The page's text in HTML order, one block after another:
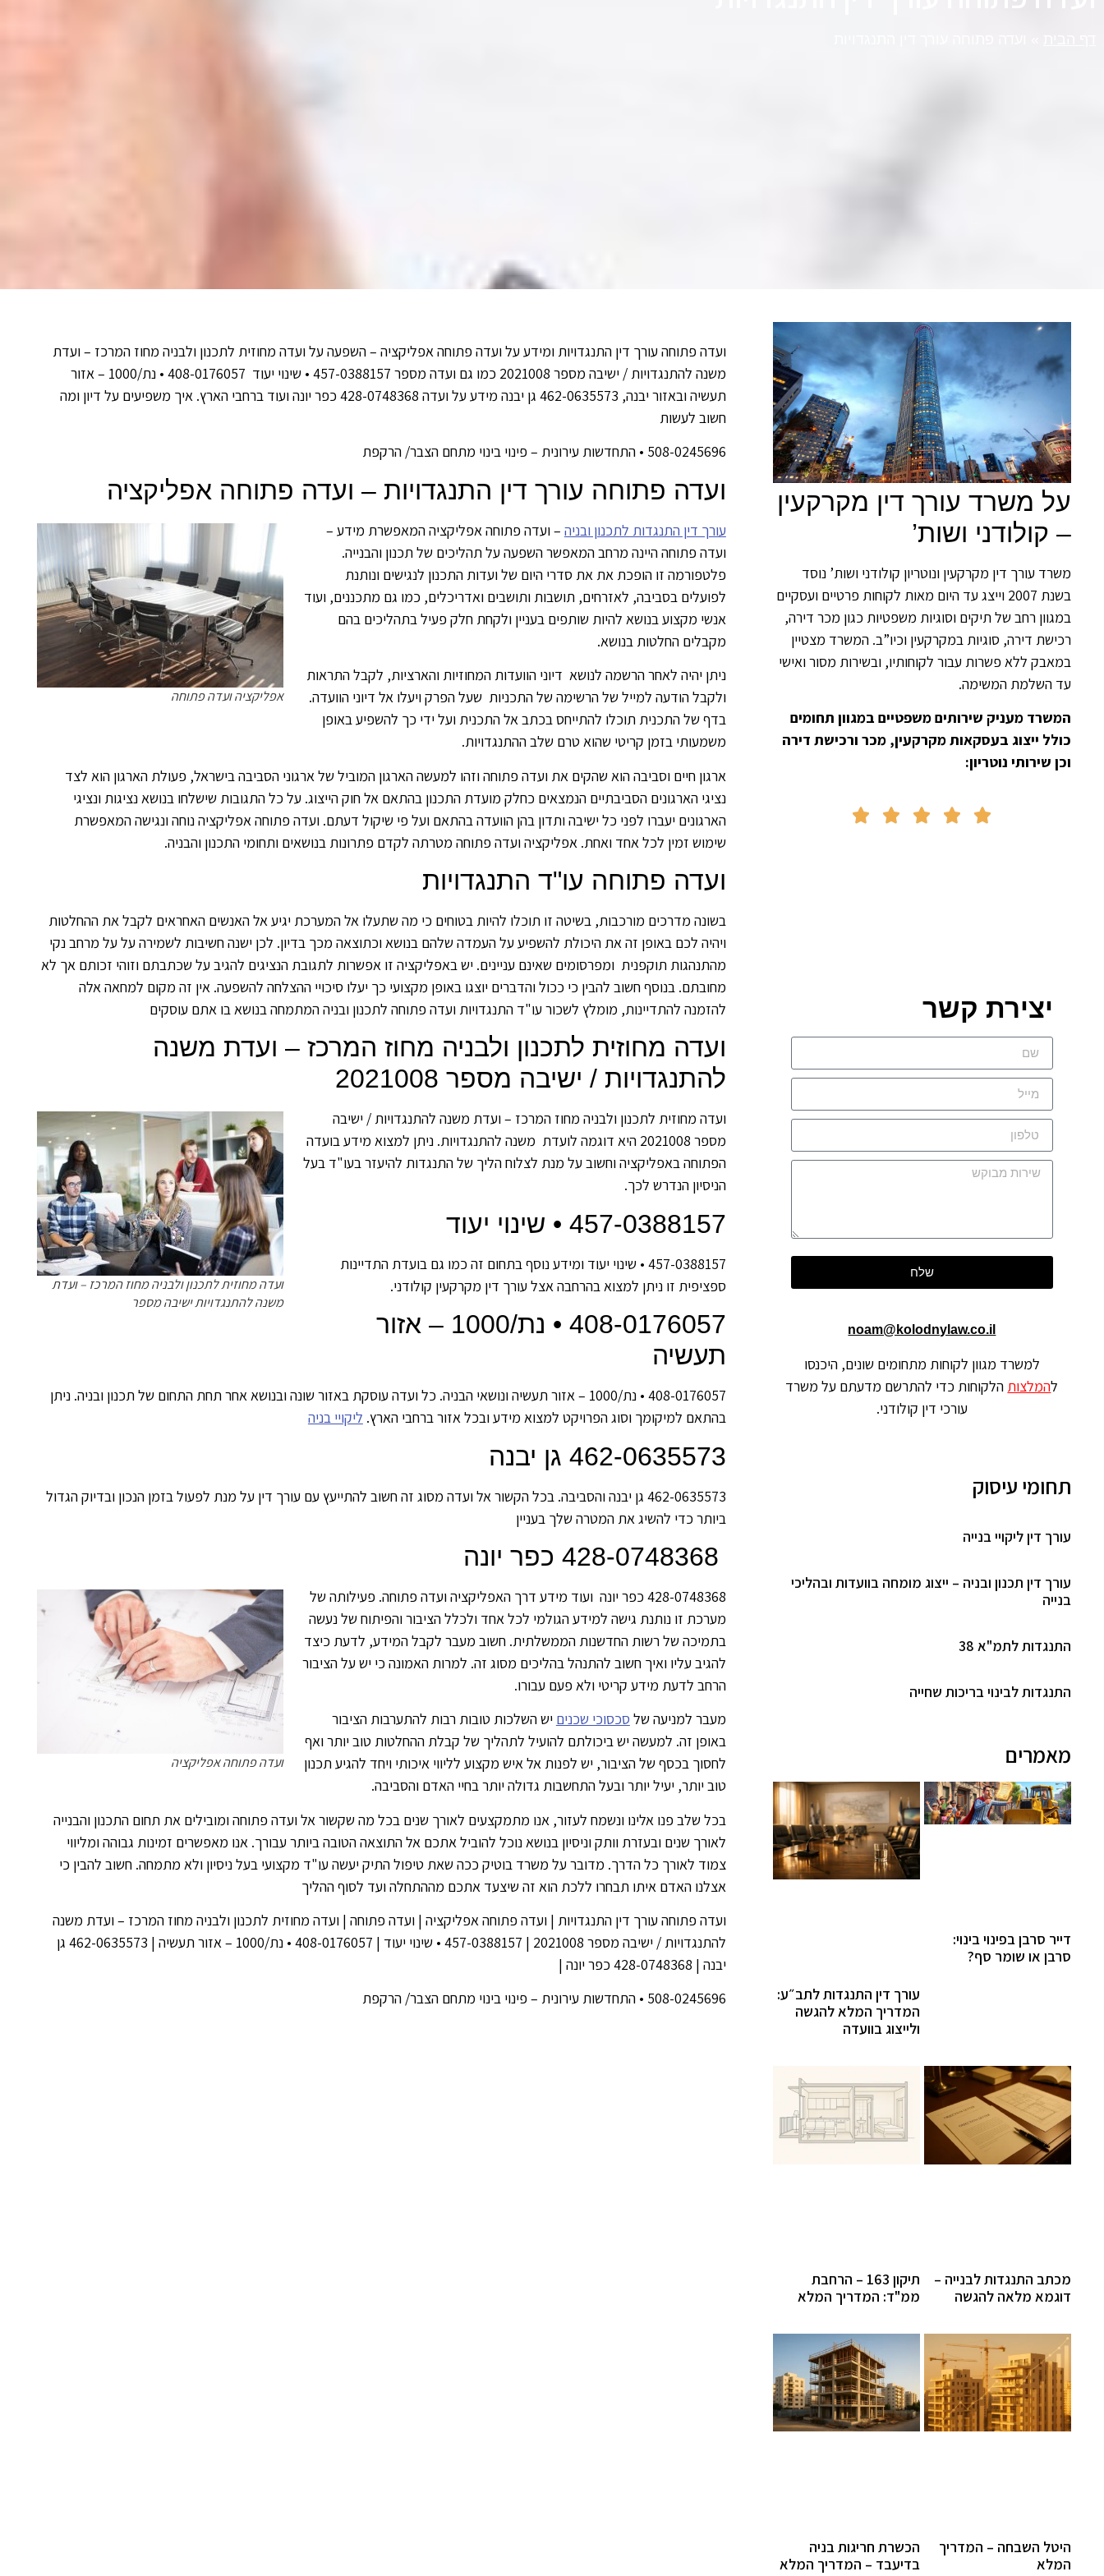
על משרד עורך דין מקרקעין
– קולודני ושות’
משרד עורך דין מקרקעין ונוטריון קולודני ושות’ נוסד
בשנת 2007 וייצג עד היום מאות לקוחות פרטיים ועסקיים
במגוון רחב של תיקים וסוגיות משפטיות כגון מכר דירה,
רכישת דירה, סוגיות במקרקעין וכיו”ב. המשרד מצטיין
במאבק ללא פשרות עבור לקוחותיו, ובשירות מסור ואישי
עד השלמת המשימה.
המשרד מעניק שירותים משפטיים במגוון תחומים
כולל ייצוג בעסקאות מקרקעין, מכר ורכישת דירה
וכן שירותי נוטריון:





יצירת קשר
שלח
noam@kolodnylaw.co.il
למשרד מגוון לקוחות מתחומים שונים, היכנסו
להמלצות הלקוחות כדי להתרשם מדעתם על משרד
עורכי דין קולודני.
תחומי עיסוק
עורך דין ליקויי בנייה
עורך דין תכנון ובניה – ייצוג מומחה בוועדות ובהליכי
בנייה
התנגדות לתמ"א 38
התנגדות לבינוי בריכות שחייה
מאמרים
דייר סרבן בפינוי בינוי:
סרבן או שומר סף?
עורך דין התנגדות לתב״ע:
המדריך המלא להגשה
ולייצוג בוועדה
מכתב התנגדות לבנייה –
דוגמא מלאה להגשה
תיקון 163 – הרחבת
ממ"ד: המדריך המלא
היטל השבחה – המדריך
המלא
הכשרת חריגות בניה
בדיעבד – המדריך המלא
ועדה פתוחה עורך דין התנגדויות ומידע על ועדה פתוחה אפליקציה – השפעה על ועדה מחוזית לתכנון ולבניה מחוז המרכז – ועדת
משנה להתנגדויות / ישיבה מספר 2021008 כמו גם ועדה מספר 457-0388157 • שינוי יעוד 408-0176057 • נת/1000 – אזור
תעשיה ובאזור יבנה, 462-0635573 גן יבנה מידע על ועדה 428-0748368 כפר יונה ועוד ברחבי הארץ. איך משפיעים על דיון ומה
חשוב לעשות
508-0245696 • התחדשות עירונית – פינוי בינוי מתחם הצבר/ הרקפת
ועדה פתוחה עורך דין התנגדויות – ועדה פתוחה אפליקציה
אפליקציה ועדה פתוחה
עורך דין התנגדות לתכנון ובניה – ועדה פתוחה אפליקציה המאפשרת מידע –
ועדה פתוחה היינה מרחב המאפשר השפעה על תהליכים של תכנון והבנייה.
פלטפורמה זו הופכת את את סדרי היום של ועדות התכנון לנגישים ונותנת
לפועלים בסביבה, לאזרחים, תושבות ותושבים ואדריכלים, כמו גם מתכננים, ועוד
אנשי מקצוע בנושא להיות שותפים בעניין ולקחת חלק פעיל בתהליכים בהם
מקבלים החלטות בנושא.
ניתן יהיה לאחר הרשמה לנושא דיוני הוועדות המחוזיות והארציות, לקבל התראות
ולקבל הודעה למייל של הרשימה של התכניות שעל הפרק ויעלו אל דיוני הוועדה.
בדף של התכנית תוכלו להתייחס בכתב אל התכנית ועל ידי כך להשפיע באופן
משמעותי בזמן קריטי שהוא טרם שלב ההתנגדויות.
ארגון חיים וסביבה הוא שהקים את ועדה פתוחה וזהו למעשה הארגון המוביל של ארגוני הסביבה בישראל, פעולת הארגון הוא לצד
נציגי הארגונים הסביבתיים הנמצאים כחלק מועדת התכנון בהתאם אל חוק הייצוג. על כל התגובות שישלחו בנושא נציגות ונציגי
הארגונים יעברו לפני כל ישיבה ותדון בהן הוועדה בהתאם ועל פי שיקול דעתם. ועדה פתוחה אפליקציה נוחה ונגישה המאפשרת
שימוש זמין לכל אחד ואחת. אפליקציה ועדה פתוחה מטרתה לקדם פתרונות בנושאים ותחומי התכנון והבניה.
ועדה פתוחה עו"ד התנגדויות
בשונה מדרכים מורכבות, בשיטה זו תוכלו להיות בטוחים כי מה שתעלו אל המערכת יגיע אל האנשים האחראים לקבל את ההחלטות
ויהיה לכם באופן זה את היכולת להשפיע על העמדה שלהם בנושא וכתוצאה מכך בדיון. לכן ישנה חשיבות לשמירה על על מרחב נקי
מהתנהגות תוקפנית ומפרסומים שאינם עניינים. יש באפליקציה זו אפשרות לתגובת הנציגים להגיב על שכתבתם וזוהי זכותם אך לא
מחובתם. בנוסף חשוב להבין כי ככול והדברים יוצגו באופן מקצועי כך יעלו סיכויי ההצלחה להשפעה. אין זה מקום למחאה אלה
להזמנה להתדיינות, מומלץ לשכור עו"ד התנגדויות ועדה פתוחה לתכנון ובניה המתמחה בנושא בו אתם עוסקים
ועדה מחוזית לתכנון ולבניה מחוז המרכז – ועדת משנה
להתנגדויות / ישיבה מספר 2021008
ועדה מחוזית לתכנון ולבניה מחוז המרכז – ועדת
משנה להתנגדויות ישיבה מספר
ועדה מחוזית לתכנון ולבניה מחוז המרכז – ועדת משנה להתנגדויות / ישיבה
מספר 2021008 היא דוגמה לועדת משנה להתנגדויות. ניתן למצוא מידע בועדה
הפתוחה באפליקציה וחשוב על מנת לצלוח הליך של התנגדות להיעזר בעו"ד בעל
הניסיון הנדרש לכך.
457-0388157 • שינוי יעוד
457-0388157 • שינוי יעוד ומידע נוסף בתחום זה כמו גם בועדת התדיינות
ספציפית זו ניתן למצוא בהרחבה אצל עורך דין מקרקעין קולודני.
408-0176057 • נת/1000 – אזור
תעשיה
408-0176057 • נת/1000 – אזור תעשיה ונושאי הבניה. כל ועדה עוסקת באזור שונה ובנושא אחר תחת התחום של תכנון ובניה. ניתן
בהתאם למיקומך וסוג הפרויקט למצוא מידע ובכל אזור ברחבי הארץ. ליקויי בניה
462-0635573 גן יבנה
462-0635573 גן יבנה והסביבה. בכל הקשור אל ועדה מסוג זה חשוב להתייעץ עם עורך דין על מנת לפעול בזמן הנכון ובדיוק הגדול
ביותר כדי להשיג את המטרה שלך בעניין
ועדה פתוחה אפליקציה
428-0748368 כפר יונה ועוד מידע דרך האפליקציה ועדה פתוחה. פעילותה של
מערכת זו נותנת גישה למידע הגולמי לכל אחד ולכלל הציבור והפיתוח של נעשה
בתמיכה של רשות החדשנות הממשלתית. חשוב מעבר לקבל המידע, לדעת כיצד
להגיב עליו ואיך חשוב להתנהל בהליכים מסוג זה. למרות האמונה כי יש על הציבור
הרחב לדעת מידע קריטי ולא פעם עבורו.
מעבר למניעה של סכסוכי שכנים יש השלכות טובות רבות להתערבות הציבור
באופן זה. למעשה יש ביכולתם להועיל לתהליך של קבלת ההחלטות טוב יותר ואף
לחסוך בכסף של הציבור, יש לפנות אל איש מקצוע לליווי איכותי ויחד להגיע תכנון
טוב יותר, יעיל יותר ובעל התחשבות גדולה יותר בחיי האדם והסביבה.
בכל שלב פנו אלינו ונשמח לעזור, אנו מתמקצעים לאורך שנים בכל מה שקשור אל ועדה פתוחה ומובילים את תחום התכנון והבנייה
לאורך שנים ובעזרת וותק וניסיון בנושא נוכל להוביל אתכם אל התוצאה הטובה ביותר עבורך. אנו מאפשרים זמינות גבוהה ומליווי
צמוד לאורך כל הדרך. מדובר על משרד בוטיק ככה שאת טיפול התיק יעשה עו"ד מקצועי בעל ניסיון ולא מתמחה. חשוב להבין כי
אצלנו האדם איתו תבחרו ללכת הוא זה שיצעד אתכם מההתחלה ועד לסוף ההליך
ועדה פתוחה עורך דין התנגדויות | ועדה פתוחה אפליקציה | ועדה פתוחה | ועדה מחוזית לתכנון ולבניה מחוז המרכז – ועדת משנה
להתנגדויות / ישיבה מספר 2021008 | 457-0388157 • שינוי יעוד | 408-0176057 • נת/1000 – אזור תעשיה | 462-0635573 גן
יבנה | 428-0748368 כפר יונה |
508-0245696 • התחדשות עירונית – פינוי בינוי מתחם הצבר/ הרקפת